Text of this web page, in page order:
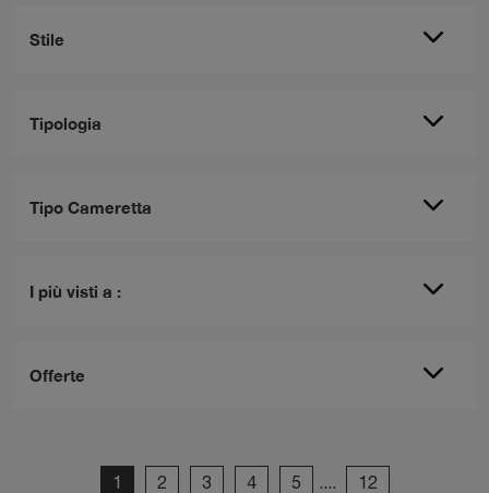
Stile
Tipologia
Tipo Cameretta
I più visti a :
Offerte
1 2 3 4 5 .... 12